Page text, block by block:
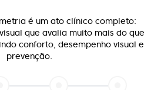
é um ato clínico completo:
que avalia muito mais do que
conforto, desempenho visual e
prevenção.